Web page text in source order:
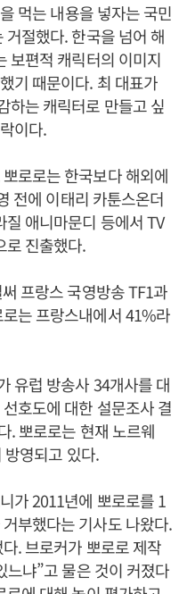
먹는 내용을 넣자는 국민
절했다. 한국을 넘어 해
보편적 캐릭터의 이미지
기 때문이다. 최 대표가
하는 캐릭터로 만들고 싶
이다.
로로는 한국보다 해외에
전에 이태리 카툰스온더
애니마문디 등에서 TV
로 진출했다.
프랑스 국영방송 TF1과
는 프랑스내에서 41%라
유럽 방송사 34개사를 대
호도에 대한 설문조사 결
. 뽀로로는 현재 노르웨
영되고 있다.
가 2011년에 뽀로로를 1
부했다는 기사도 나왔다.
. 브로커가 뽀로로 제작
느냐”고 물은 것이 커졌다